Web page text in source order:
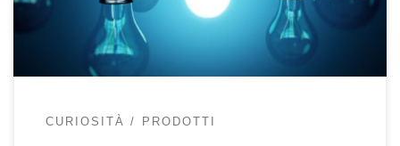
CURIOSITÀ PRODOTTI